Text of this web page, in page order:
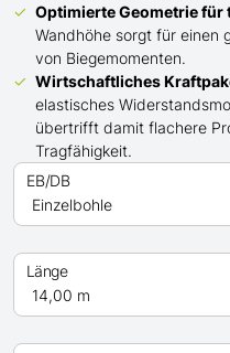
Optimierte Geometrie für
Wandhöhe sorgt für einen
von Biegemomenten.
Wirtschaftliches
elastisches
übertrifft damit flachere
Tragfähigkeit.
EB/DB
Länge